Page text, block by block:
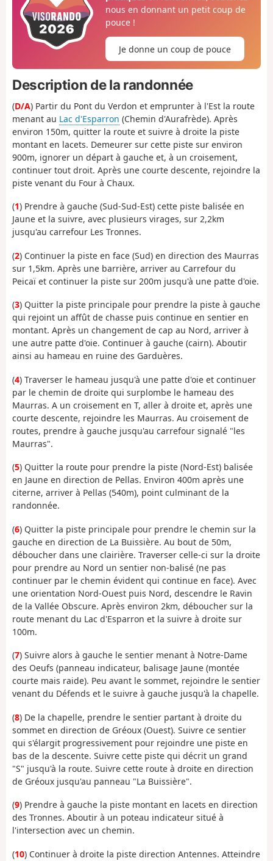
nous en donnant un petit coup de
pouce !
Je donne un coup de pouce
Description de la randonnée
(D/A) Partir du Pont du Verdon et emprunter à l'Est la route
menant au Lac d'Esparron (Chemin d'Aurafrède). Après
environ 150m, quitter la route et suivre à droite la piste
montant en lacets. Demeurer sur cette piste sur environ
900m, ignorer un départ à gauche et, à un croisement,
continuer tout droit. Après une courte descente, rejoindre la
piste venant du Four à Chaux.
(1) Prendre à gauche (Sud-Sud-Est) cette piste balisée en
Jaune et la suivre, avec plusieurs virages, sur 2,2km
jusqu'au carrefour Les Tronnes.
(2) Continuer la piste en face (Sud) en direction des Maurras
sur 1,5km. Après une barrière, arriver au Carrefour du
Peicaï et continuer la piste sur 200m jusqu'à une patte d'oie.
(3) Quitter la piste principale pour prendre la piste à gauche
qui rejoint un affût de chasse puis continue en sentier en
montant. Après un changement de cap au Nord, arriver à
une autre patte d'oie. Continuer à gauche (cairn). Aboutir
ainsi au hameau en ruine des Garduères.
(4) Traverser le hameau jusqu'à une patte d'oie et continuer
par le chemin de droite qui surplombe le hameau des
Maurras. A un croisement en T, aller à droite et, après une
courte descente, rejoindre les Maurras. Au croisement de
routes, prendre à gauche jusqu'au carrefour signalé "les
Maurras".
(5) Quitter la route pour prendre la piste (Nord-Est) balisée
en Jaune en direction de Pellas. Environ 400m après une
citerne, arriver à Pellas (540m), point culminant de la
randonnée.
(6) Quitter la piste principale pour prendre le chemin sur la
gauche en direction de La Buissière. Au bout de 50m,
déboucher dans une clairière. Traverser celle-ci sur la droite
pour prendre au Nord un sentier non-balisé (ne pas
continuer par le chemin évident qui continue en face). Avec
une orientation Nord-Ouest puis Nord, descendre le Ravin
de la Vallée Obscure. Après environ 2km, déboucher sur la
route menant du Lac d'Esparron et la suivre à droite sur
100m.
(7) Suivre alors à gauche le sentier menant à Notre-Dame
des Oeufs (panneau indicateur, balisage Jaune (montée
courte mais raide). Peu avant le sommet, rejoindre le sentier
venant du Défends et le suivre à gauche jusqu'à la chapelle.
(8) De la chapelle, prendre le sentier partant à droite du
sommet en direction de Gréoux (Ouest). Suivre ce sentier
qui s'élargit progressivement pour rejoindre une piste en
bas de la descente. Suivre cette piste qui décrit un grand
"S" jusqu'à la route. Suivre cette route à droite en direction
de Gréoux jusqu'au panneau "La Buissière".
(9) Prendre à gauche la piste montant en lacets en direction
des Tronnes. Aboutir à un poteau indicateur situé à
l'intersection avec un chemin.
(10) Continuer à droite la piste direction Antennes. Atteindre